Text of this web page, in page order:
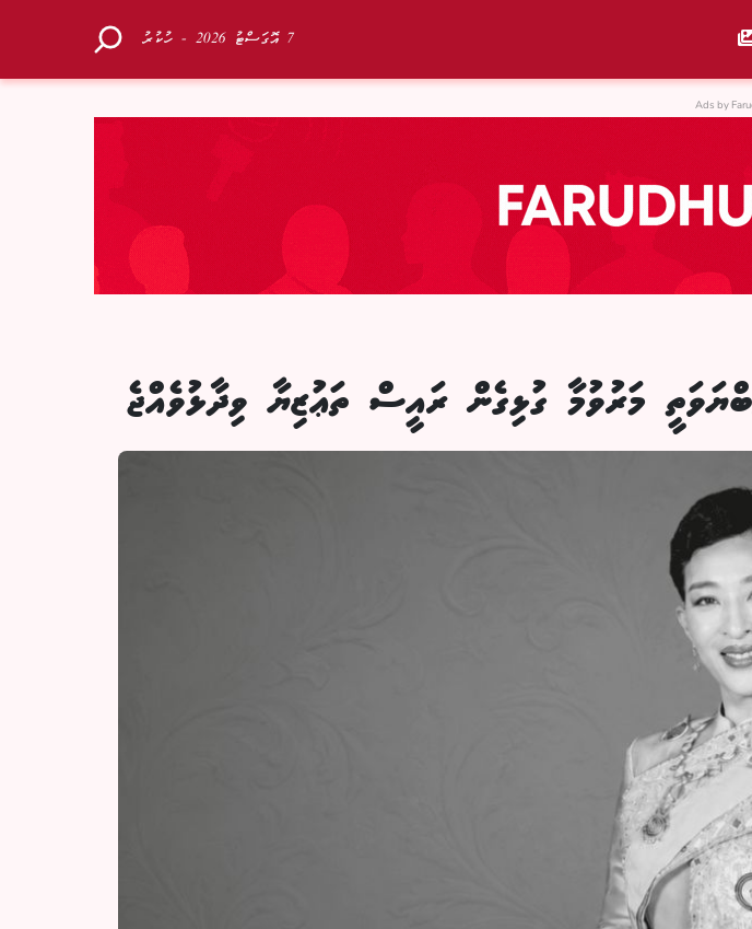
7 އޮގަސްޓު 2026 - ހުކުރު
Ads by
މަރުވުމާ ގުޅިގެން ރައީސް ތަޢުޒިޔާ ވިދާޅުވެއްޖެ